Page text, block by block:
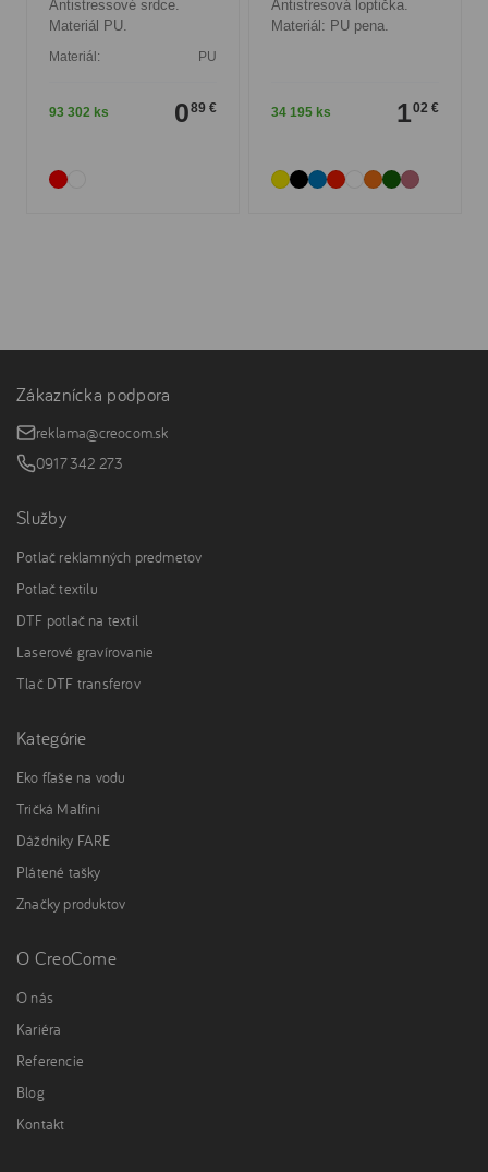
Antistressové srdce.
Materiál PU.
Materiál: PU
93 302 ks 0 89 €
Antistresová loptička.
Materiál: PU pena.
34 195 ks 1 02 €
Zákaznícka podpora
reklama@creocom.sk
0917 342 273
Služby
Potlač reklamných predmetov
Potlač textilu
DTF potlač na textil
Laserové gravírovanie
Tlač DTF transferov
Kategórie
Eko fľaše na vodu
Tričká Malfini
Dáždniky FARE
Plátené tašky
Značky produktov
O CreoCome
O nás
Kariéra
Referencie
Blog
Kontakt